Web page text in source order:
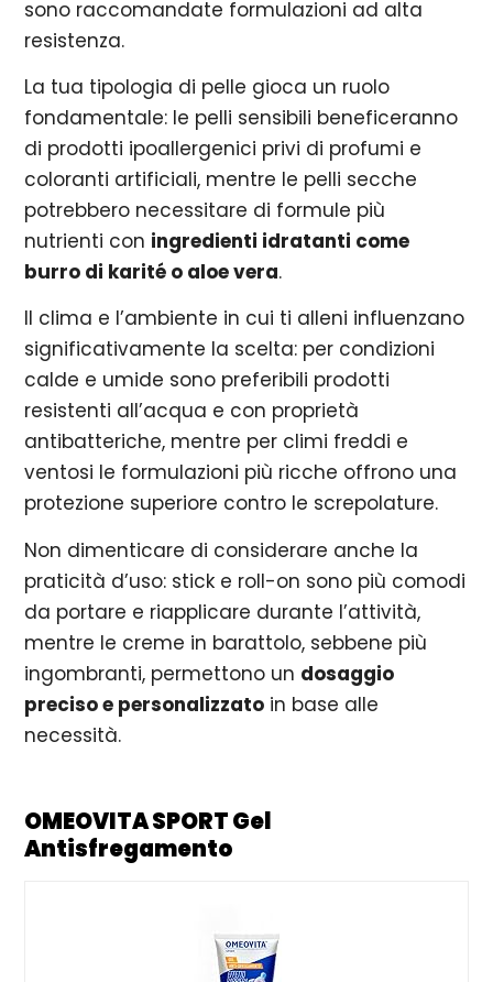
sono raccomandate formulazioni ad alta
resistenza.
La tua tipologia di pelle gioca un ruolo
fondamentale: le pelli sensibili beneficeranno
di prodotti ipoallergenici privi di profumi e
coloranti artificiali, mentre le pelli secche
potrebbero necessitare di formule più
nutrienti con ingredienti idratanti come
burro di karité o aloe vera.
Il clima e l’ambiente in cui ti alleni influenzano
significativamente la scelta: per condizioni
calde e umide sono preferibili prodotti
resistenti all’acqua e con proprietà
antibatteriche, mentre per climi freddi e
ventosi le formulazioni più ricche offrono una
protezione superiore contro le screpolature.
Non dimenticare di considerare anche la
praticità d’uso: stick e roll-on sono più comodi
da portare e riapplicare durante l’attività,
mentre le creme in barattolo, sebbene più
ingombranti, permettono un dosaggio
preciso e personalizzato in base alle
necessità.
OMEOVITA SPORT Gel
Antisfregamento